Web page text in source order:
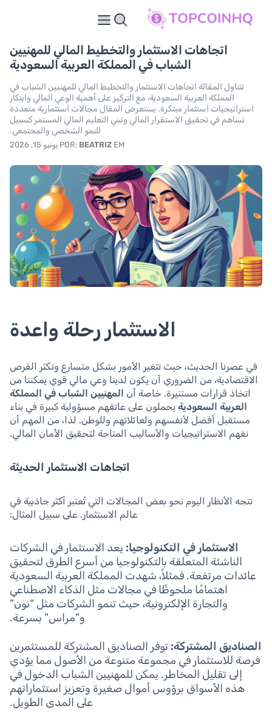
اتجاهات الاستثمار والتخطيط المالي للمهنيين
الشباب في المملكة العربية السعودية
تتناول المقالة اتجاهات الاستثمار والتخطيط المالي للمهنيين الشباب في
المملكة العربية السعودية، مع التركيز على أهمية الوعي المالي وابتكار
استراتيجيات استثمار مبتكرة. يستعرض المقال مجالات استثمارية متعددة
تساهم في تحقيق الاستقرار المالي وتبني التعليم المالي المستمر كسبيل
للنمو الشخصي والمجتمعي.
POR: BEATRIZ EM يونيو 15, 2026
الاستثمار رحلة واعدة
في عصرنا الحديث، حيث تتغير الأمور بشكل متسارع وتكثر الفرص
الاقتصادية، من الضروري أن يكون لدينا وعي مالي قوي يمكننا من
اتخاذ قرارات مستنيرة. خاصة أن المهنيين الشباب في المملكة
العربية السعودية يحملون على عاتقهم مسؤولية كبيرة في بناء
مستقبل أفضل لأنفسهم ولعائلاتهم وللوطن. لذا، من المهم أن
نفهم الاستراتيجيات والأساليب المتاحة لتحقيق الأمان المالي.
اتجاهات الاستثمار الحديثة
تتجه الأنظار اليوم نحو بعض المجالات التي تُعتبر أكثر جاذبية في
عالم الاستثمار. على سبيل المثال:
الاستثمار في التكنولوجيا: يعد الاستثمار في الشركات
الناشئة المتعلقة بالتكنولوجيا من أسرع الطرق لتحقيق
عائدات مرتفعة. فمثلاً، شهدت المملكة العربية السعودية
اهتمامًا ملحوظًا في مجالات مثل الذكاء الاصطناعي
والتجارة الإلكترونية، حيث تنمو الشركات مثل “نون”
و”مراس” بسرعة.
الصناديق المشتركة: توفر الصناديق المشتركة للمستثمرين
فرصة للاستثمار في مجموعة متنوعة من الأصول مما يؤدي
إلى تقليل المخاطر. يمكن للمهنيين الشباب الدخول في
هذه الأسواق برؤوس أموال صغيرة وتعزيز استثماراتهم
على المدى الطويل.